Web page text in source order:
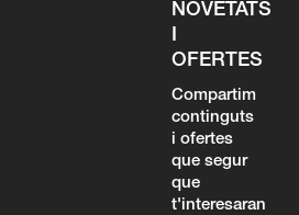
NOVETATS
I
OFERTES
Compartim
continguts
i ofertes
que segur
que
t'interesaran